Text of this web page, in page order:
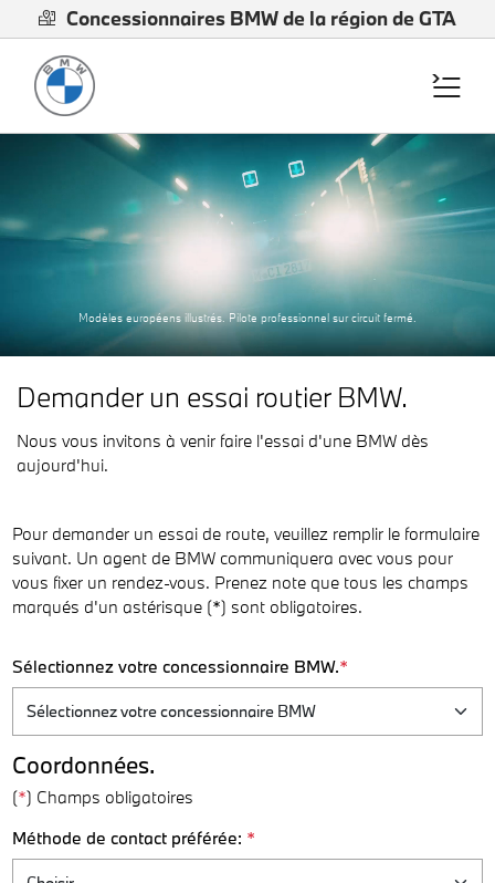
Concessionnaires BMW de la région de GTA
Modèles européens illustrés. Pilote professionnel sur circuit fermé.
Demander un essai routier BMW.
Nous vous invitons à venir faire l'essai d'une BMW dès
aujourd'hui.
Pour demander un essai de route, veuillez remplir le formulaire
suivant. Un agent de BMW communiquera avec vous pour
vous fixer un rendez-vous. Prenez note que tous les champs
marqués d'un astérisque (*) sont obligatoires.
Sélectionnez votre concessionnaire BMW.*
Coordonnées.
(*) Champs obligatoires
Méthode de contact préférée: *